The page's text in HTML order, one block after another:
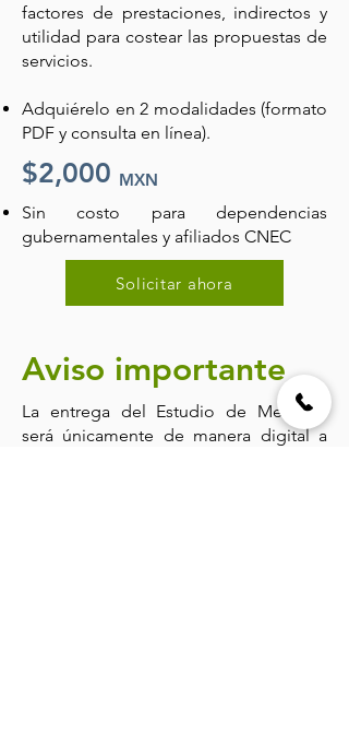
factores de prestaciones, indirectos y
utilidad para costear las propuestas de
servicios.
Adquiérelo en 2 modalidades (formato
PDF y consulta en línea).
$2,000 MXN
Sin costo para dependencias
gubernamentales y afiliados CNEC
Solicitar ahora
Aviso importante
La entrega del Estudio de Mercado
será únicamente de manera digital a